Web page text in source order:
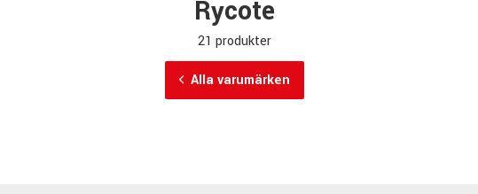
Rycote
21 produkter
Alla varumärken